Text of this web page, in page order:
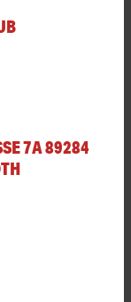
7A 89284 P